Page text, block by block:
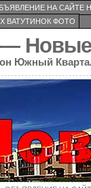
НА САЙТЕ
ВАТУТИНОК ФОТО
Новые
Южный